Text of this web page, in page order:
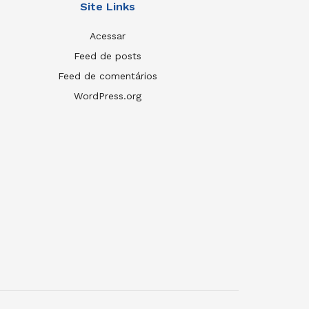
Site Links
Acessar
Feed de posts
Feed de comentários
WordPress.org